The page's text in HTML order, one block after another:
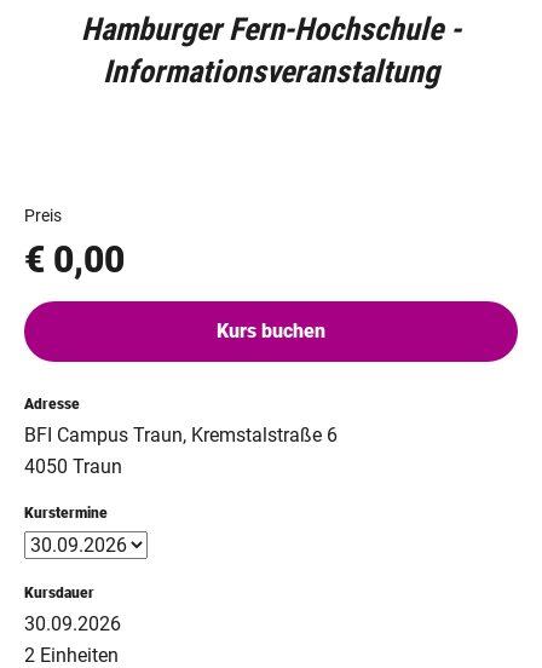
Hamburger Fern-Hochschule -
Informationsveranstaltung
Adresse
BFI Campus Traun, Kremstalstraße 6
4050 Traun
Kurstermine
Kursdauer
30.09.2026
2 Einheiten
Preis
€ 0,00
Kurs buchen